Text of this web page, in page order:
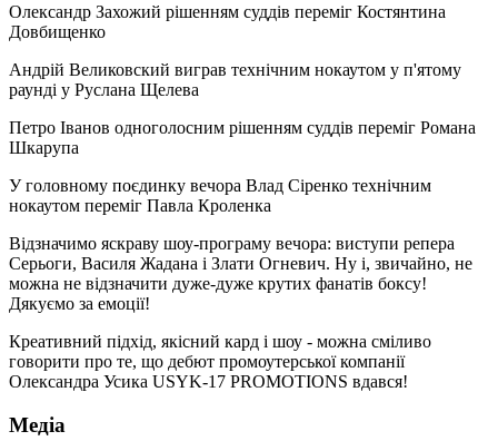
Олександр Захожий рішенням суддів переміг Костянтина
Довбищенко
Андрій Великовский виграв технічним нокаутом у п'ятому
раунді у Руслана Щелева
Петро Іванов одноголосним рішенням суддів переміг Романа
Шкарупа
У головному поєдинку вечора Влад Сіренко технічним
нокаутом переміг Павла Кроленка
Відзначимо яскраву шоу-програму вечора: виступи репера
Серьоги, Василя Жадана і Злати Огневич. Ну і, звичайно, не
можна не відзначити дуже-дуже крутих фанатів боксу!
Дякуємо за емоції!
Креативний підхід, якісний кард і шоу - можна сміливо
говорити про те, що дебют промоутерської компанії
Олександра Усика USYK-17 PROMOTIONS вдався!
Медіа